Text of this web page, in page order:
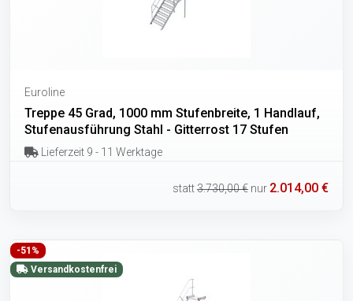
Euroline
Treppe 45 Grad, 1000 mm Stufenbreite, 1 Handlauf,
Stufenausführung Stahl - Gitterrost 17 Stufen
Lieferzeit 9 - 11 Werktage
statt3.730,00 € nur 2.014,00 €
-51%
Versandkostenfrei